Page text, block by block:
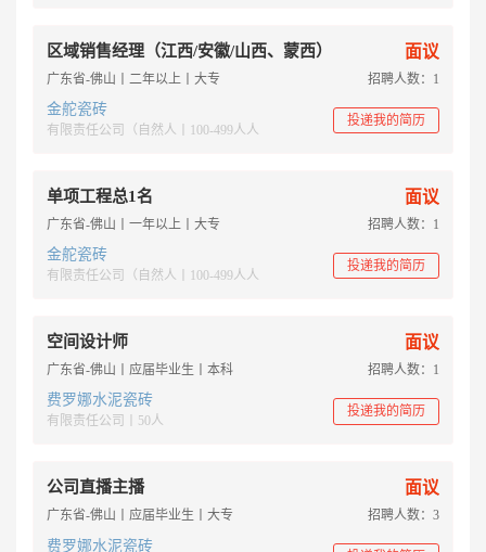
区域销售经理（江西/安徽/山西、蒙西） 面议
广东省-佛山丨二年以上丨大专 招聘人数：1
金舵瓷砖
有限责任公司（自然人丨100-499人人
投递我的简历
单项工程总1名 面议
广东省-佛山丨一年以上丨大专 招聘人数：1
金舵瓷砖
有限责任公司（自然人丨100-499人人
投递我的简历
空间设计师 面议
广东省-佛山丨应届毕业生丨本科 招聘人数：1
费罗娜水泥瓷砖
有限责任公司丨50人
投递我的简历
公司直播主播 面议
广东省-佛山丨应届毕业生丨大专 招聘人数：3
费罗娜水泥瓷砖